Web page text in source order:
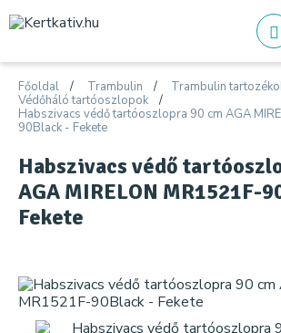
Főoldal Trambulin
Trambulin
Védőháló tartóoszlopok
Habszivacs védő tartóoszlopra 90 cm AGA
90Black - Fekete
Habszivacs védő
AGA MIRELON MR1521F-
Fekete